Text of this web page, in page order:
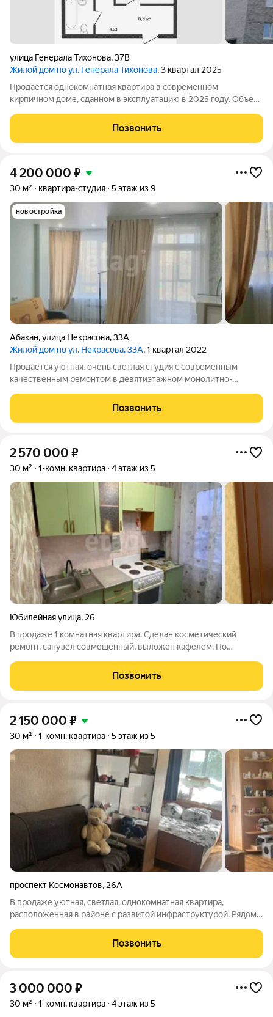
улица Генерала Тихонова,37В
Жилой дом по ул. Генерала Тихонова, 3 квартал 2025
Продается однокомнатная квартира в современном
кирпичном доме, сданном в эксплуатацию в 2025 году. Объект
идеально выровнены, полностью подведены все инженерные
Позвонить
4 200 000 ₽
30 м² квартира-студия 5 этаж из 9
новостройка
Абакан,улица Некрасова,33А
Жилой дом по ул. Некрасова, 33А, 1 квартал 2022
Продается уютная, очень светлая студия с современным
качественным ремонтом в девятиэтажном монолитно-
самом центре города! Окна большие, квартира теплая и
чистая! Квартира расположена на
Позвонить
2 570 000 ₽
30 м² 1-комн. квартира 4 этаж из 5
Юбилейная улица, 26
В продаже 1 комнатная квартира. Сделан косметический
ремонт, санузел совмещенный, выложен кафелем. По
Квартира в очень удобном районе, в шаговой доступности
находятся несколько детских садов, школ,
Позвонить
2 150 000 ₽
30 м² 1-комн. квартира 5 этаж из 5
проспект Космонавтов, 26А
В продаже уютная, светлая, однокомнатная квартира,
расположенная в районе с развитой инфраструктурой. Рядом
скверы. В квартире выполнен косметический ремонт.
Преимущества квартиры: - просторная
Позвонить
3 000 000 ₽
30 м² 1-комн. квартира 4 этаж из 5